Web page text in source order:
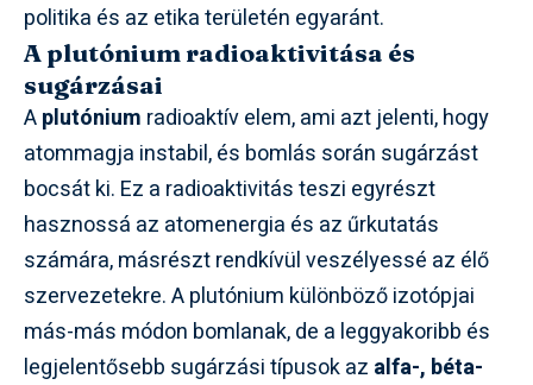
politika és az etika területén egyaránt.
A plutónium radioaktivitása és
sugárzásai
Aplutónium radioaktív elem, ami azt jelenti, hogy
atommagja instabil, és bomlás során sugárzást
bocsát ki. Ez a radioaktivitás teszi egyrészt
hasznossá az atomenergia és az űrkutatás
számára, másrészt rendkívül veszélyessé az élő
szervezetekre. A plutónium különböző izotópjai
más-más módon bomlanak, de a leggyakoribb és
legjelentősebb sugárzási típusok az alfa-, béta-